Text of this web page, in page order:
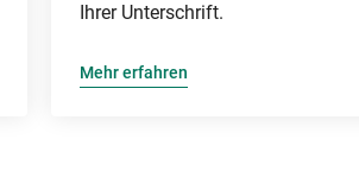
Ihrer Unterschrift.
Mehr erfahren